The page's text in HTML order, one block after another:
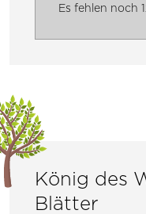
Es fehlen noch
König des
Blätter